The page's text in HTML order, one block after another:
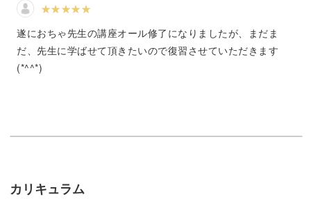
学べるイラストは約40個！
誕生日やウェディング、母の日や父の日、クリスマスやお
遂におちゃ先生の講座オール修了になりましたが、まだま
だ、先生に学ばせて頂きたいので復習させていただきます
(*^^*)
カリキュラム